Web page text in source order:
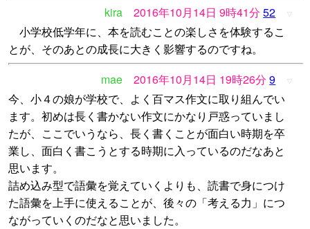
kira
2016年10月14日 9時41分 52 ▽
小学校低学年に、本を読むことの楽しさを体験するこ
とが、そのあとの成長に大きく影響するのですね。
mae
2016年10月14日 19時26分 9 ▽
今、小４の娘が学校で、よく百マス作文に取り組んでい
ます。初めは長く書かない作文にかなり戸惑っていまし
たが、ここでいうなら、長く書くことが面白い時期を卒
業し、面白く書こうとする時期に入っているのだなあと
思います。
詰め込み型で語彙を覚えていくよりも、読書で身につけ
た語彙を上手に使えることが、後々の「考える力」につ
ながっていくのだなと思いました。